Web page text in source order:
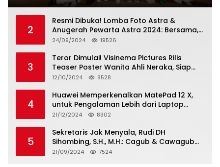
2
Resmi Dibuka! Lomba Foto Astra &
Anugerah Pewarta Astra 2024: Bersama,
Berkarya, Berkelanjutan
24/09/2024 19526
3
Teror Dimulai! Visinema Pictures Rilis
Teaser Poster Wanita Ahli Neraka, Siap
Tayang di Bioskop 14 November 2024
12/10/2024 8528
4
Huawei Memperkenalkan MatePad 12 X,
untuk Pengalaman Lebih dari Laptop
dengan Layar Ultra Bright dan Desain
Standar Baru untuk Produktivitas di Mana
Saja
21/12/2024 8302
5
Sekretaris Jak Menyala, Rudi DH
Sihombing, S.H., M.H.: Cagub & Cawagub
DKI Jakarta Pramono Anung dan Rano
21/09/2024 7524